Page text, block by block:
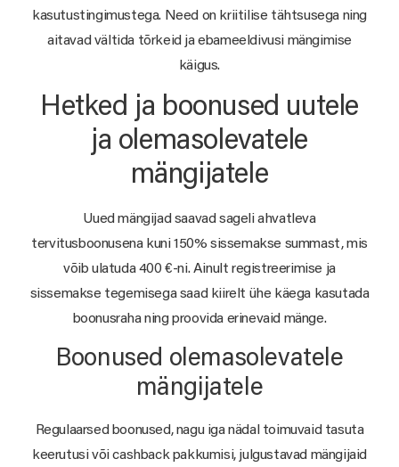
kasutustingimustega. Need on kriitilise tähtsusega ning
aitavad vältida tõrkeid ja ebameeldivusi mängimise
käigus.
Hetked ja boonused uutele
ja olemasolevatele
mängijatele
Uued mängijad saavad sageli ahvatleva
tervitusboonusena kuni 150% sissemakse summast, mis
võib ulatuda 400 €-ni. Ainult registreerimise ja
sissemakse tegemisega saad kiirelt ühe käega kasutada
boonusraha ning proovida erinevaid mänge.
Boonused olemasolevatele
mängijatele
Regulaarsed boonused, nagu iga nädal toimuvaid tasuta
keerutusi või cashback pakkumisi, julgustavad mängijaid